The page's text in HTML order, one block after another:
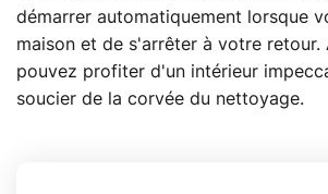
démarrer automatiquement lorsque
maison et de s'arrêter à votre retour.
pouvez profiter d'un intérieur
soucier de la corvée du nettoyage.